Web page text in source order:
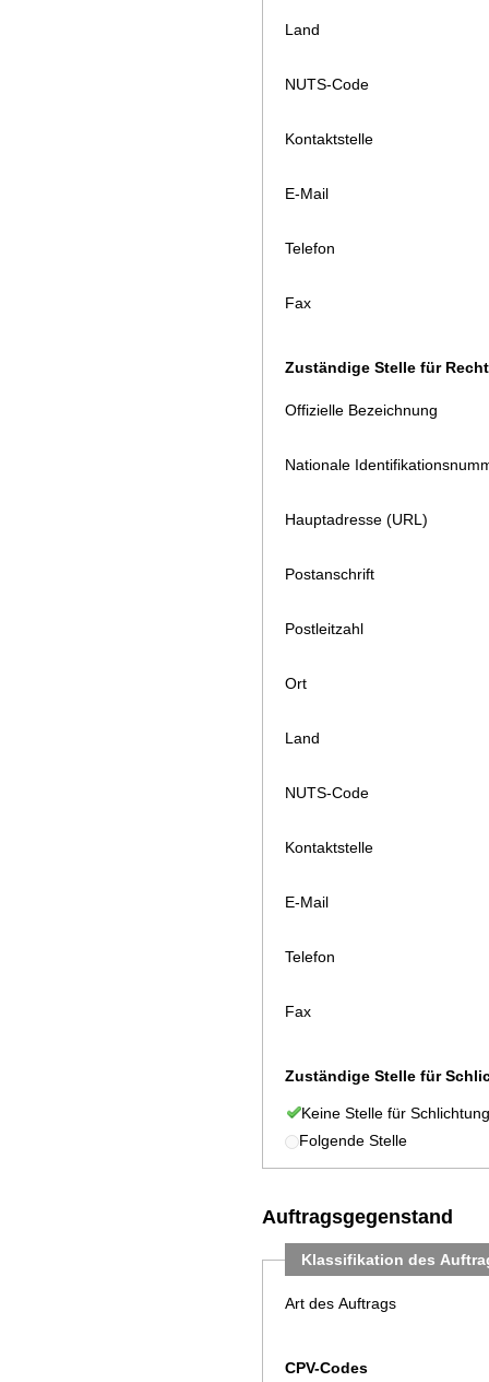
Land
NUTS-Code
Kontaktstelle
E-Mail
Telefon
Fax
Zuständige Stelle für
Offizielle Bezeichnung
Nationale
Hauptadresse (URL)
Postanschrift
Postleitzahl
Ort
Land
NUTS-Code
Kontaktstelle
E-Mail
Telefon
Fax
Zuständige Stelle für
Keine Stelle für
Folgende Stelle
Auftragsgegenstand
Klassifikation des
Art des Auftrags
CPV-Codes